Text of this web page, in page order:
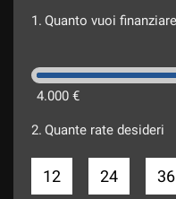
1. Quanto vuoi finanziare
4.000 €
2. Quante rate desideri
12 24 36